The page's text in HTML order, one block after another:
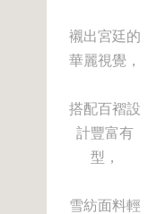
襯出宮廷的
華麗視覺，
搭配百褶設
計豐富有
型，
雪紡面料輕